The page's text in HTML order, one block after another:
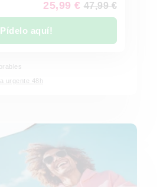
25,99 € 47,99 €
aquí!
urgente 48h